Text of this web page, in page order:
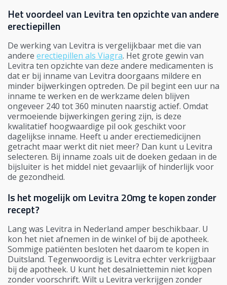
Het voordeel van Levitra ten opzichte van andere
erectiepillen
De werking van Levitra is vergelijkbaar met die van
andere erectiepillen als Viagra. Het grote gewin van
Levitra ten opzichte van deze andere medicamenten is
dat er bij inname van Levitra doorgaans mildere en
minder bijwerkingen optreden. De pil begint een uur na
inname te werken en de werkzame delen blijven
ongeveer 240 tot 360 minuten naarstig actief. Omdat
vermoeiende bijwerkingen gering zijn, is deze
kwalitatief hoogwaardige pil ook geschikt voor
dagelijkse inname. Heeft u ander erectiemedicijnen
getracht maar werkt dit niet meer? Dan kunt u Levitra
selecteren. Bij inname zoals uit de doeken gedaan in de
bijsluiter is het middel niet gevaarlijk of hinderlijk voor
de gezondheid.
Is het mogelijk om Levitra 20mg te kopen zonder
recept?
Lang was Levitra in Nederland amper beschikbaar. U
kon het niet afnemen in de winkel of bij de apotheek.
Sommige patiënten besloten het daarom te kopen in
Duitsland. Tegenwoordig is Levitra echter verkrijgbaar
bij de apotheek. U kunt het desalniettemin niet kopen
zonder voorschrift. Wilt u Levitra verkrijgen zonder